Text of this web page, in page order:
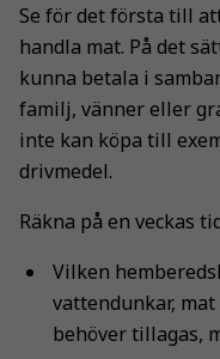
Se för det första till
handla mat. På det
kunna betala i
familj, vänner eller
inte kan köpa till
drivmedel.
Räkna på en veckas
Vilken
vattendunkar,
behöver tillagas,